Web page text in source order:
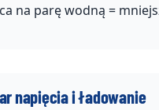
na parę wodną =
napięcia i ładowanie